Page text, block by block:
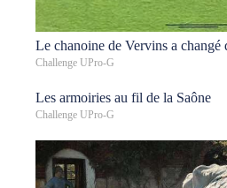
Le chanoine de Vervins a changé
Challenge UPro-G
Les armoiries au fil de la Saône
Challenge UPro-G